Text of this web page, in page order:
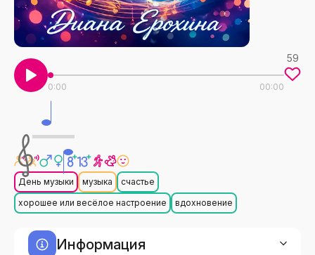
0:00 00:00
59
День музыки музыка
счастье
хорошее или весёлое настроение
вдохновение
Информация